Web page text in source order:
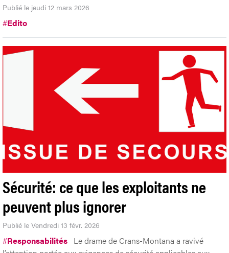
Publié le jeudi 12 mars 2026
#Edito
Sécurité: ce que les exploitants ne
peuvent plus ignorer
Publié le Vendredi 13 févr. 2026
#Responsabilités Le drame de Crans-Montana a ravivé